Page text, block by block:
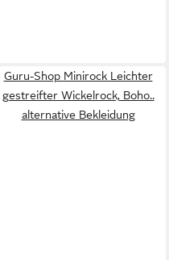
Guru-Shop Minirock Leichter
gestreifter Wickelrock, Boho..
alternative Bekleidung